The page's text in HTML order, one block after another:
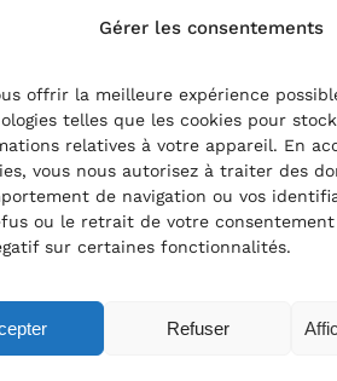
Gérer les consentements
offrir la meilleure expérience
telles que les cookies pour
relatives à votre appareil. En
vous nous autorisez à traiter des
de navigation ou vos
ou le retrait de votre
sur certaines fonctionnalités.
Refuser